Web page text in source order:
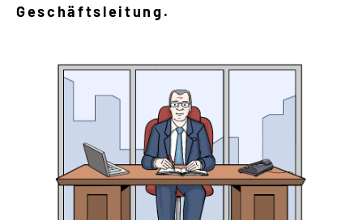
Geschäftsleitung.